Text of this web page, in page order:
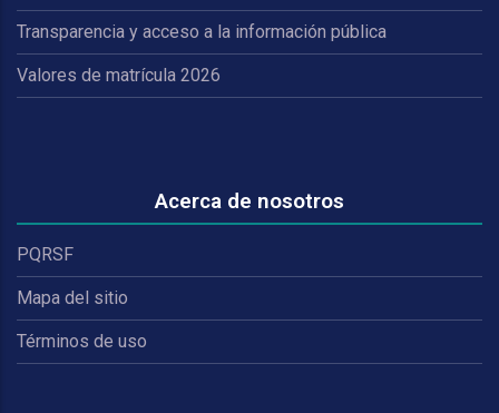
Transparencia y acceso a la información pública
Valores de matrícula 2026
Acerca de nosotros
PQRSF
Mapa del sitio
Términos de uso